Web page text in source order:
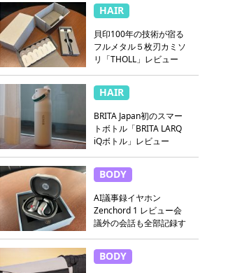
HAIR
貝印100年の技術が宿る
フルメタル５枚刃カミソ
リ「THOLL」レビュー
HAIR
BRITA Japan初のスマー
トボトル「BRITA LARQ
iQボトル」レビュー
BODY
AI議事録イヤホン
Zenchord 1 レビュー会
議外の会話も全部記録す
BODY